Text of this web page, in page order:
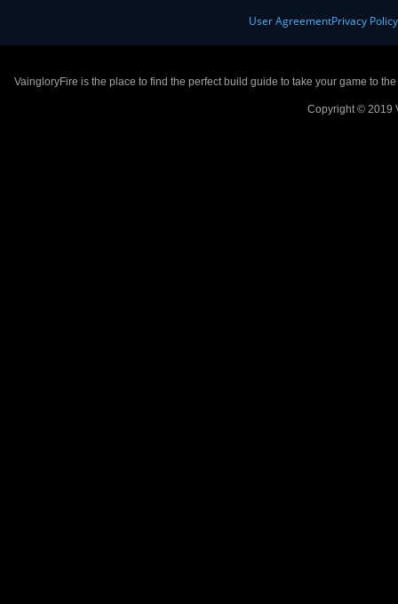
User AgreementPrivacy Policy
VaingloryFire is the place to find the perfect build guide to take your game to
Copyright © 2019